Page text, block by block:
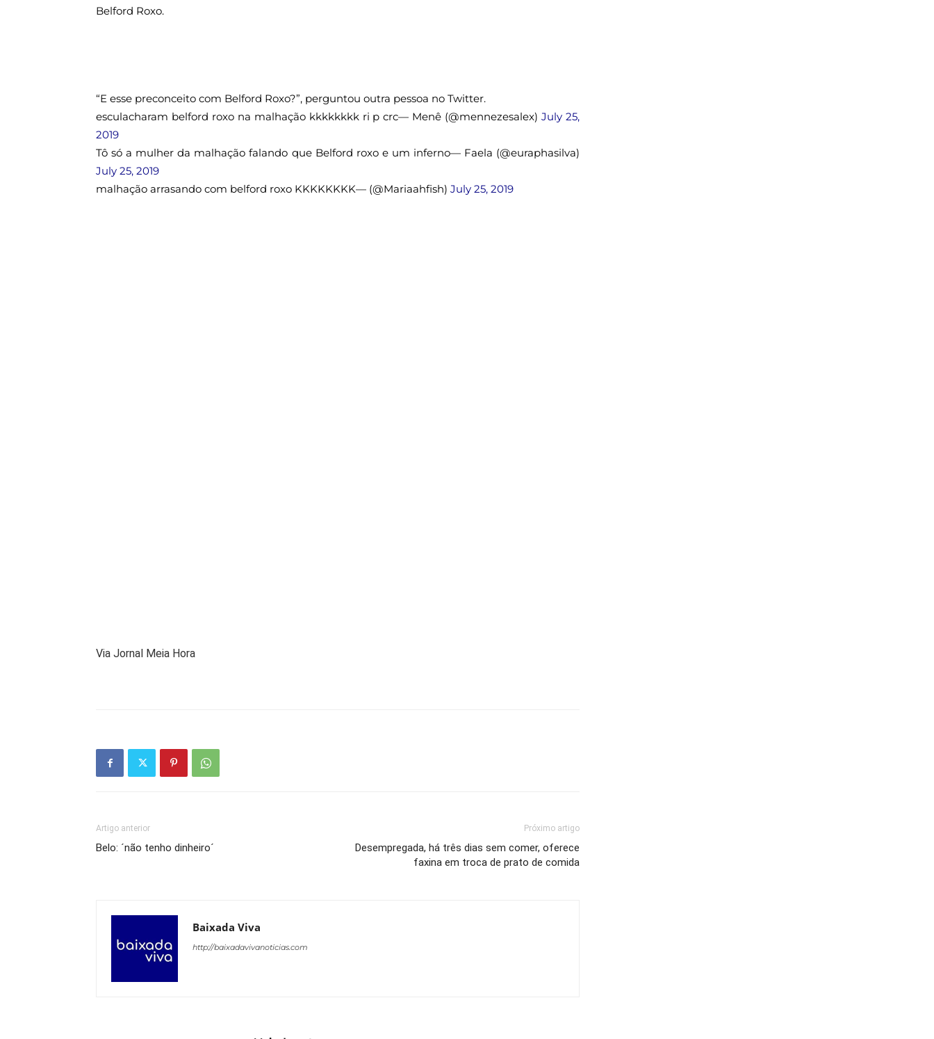
Belford Roxo.
“E esse preconceito com Belford Roxo?”, perguntou outra pessoa no Twitter.
esculacharam belford roxo na malhação kkkkkkkk ri p crc— Menê (@mennezesalex)July 25,
2019
Tô só a mulher da malhação falando que Belford roxo e um inferno— Faela (@euraphasilva)
July 25, 2019
malhação arrasando com belford roxo KKKKKKKK— (@Mariaahfish) July 25, 2019
Via Jornal Meia Hora
Artigo anterior
Belo: ´não tenho dinheiro´
Próximo artigo
Desempregada, há três dias sem comer, oferece
faxina em troca de prato de comida
Baixada Viva
http://baixadavivanoticias.com